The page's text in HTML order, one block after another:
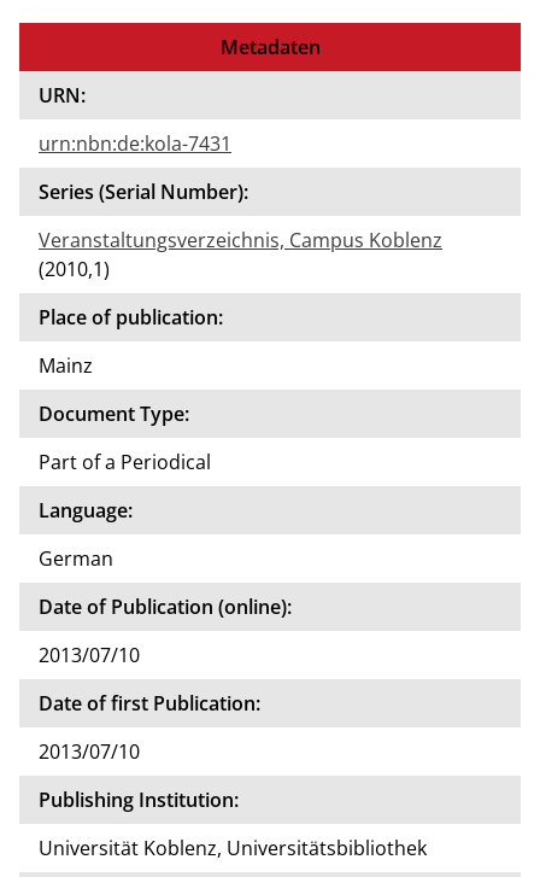
Metadaten
URN:
urn:nbn:de:kola-7431
Series (Serial Number):
Veranstaltungsverzeichnis, Campus Koblenz
(2010,1)
Place of publication:
Mainz
Document Type:
Part of a Periodical
Language:
German
Date of Publication (online):
2013/07/10
Date of first Publication:
2013/07/10
Publishing Institution:
Universität Koblenz, Universitätsbibliothek